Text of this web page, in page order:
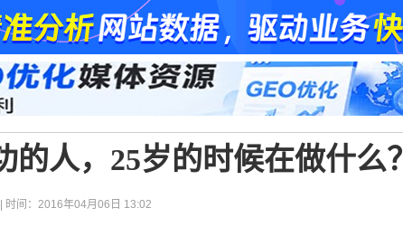
的人，25岁的时候在做什么？
| 时间：2016年04月06日 13:02